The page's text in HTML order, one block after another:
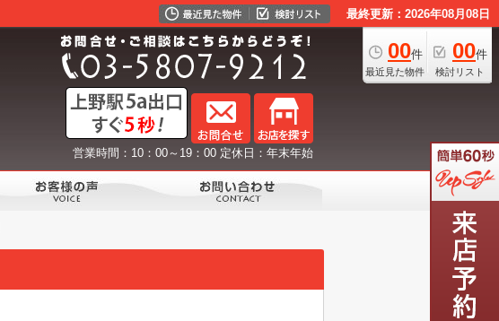
最終更新：2026年08月08日
00件
最近見た物件
00件
検討リスト
営業時間：10：00～19：00 定休日：年末年始